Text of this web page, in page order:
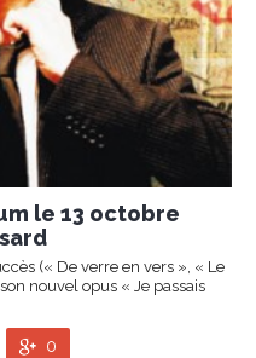
le 13 octobre
(« De verre en vers », « Le
nouvel opus « Je passais
0